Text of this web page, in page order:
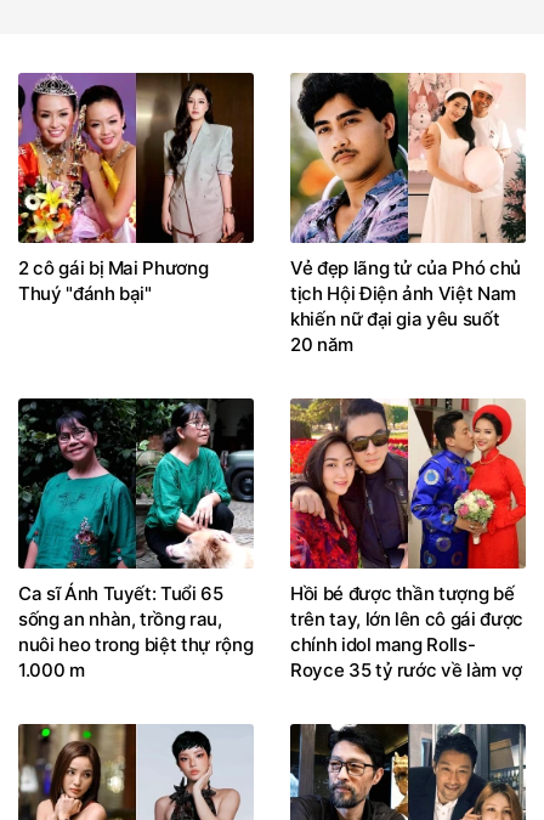
2 cô gái bị Mai Phương
Thuý "đánh bại"
Vẻ đẹp lãng tử của Phó chủ
tịch Hội Điện ảnh Việt Nam
khiến nữ đại gia yêu suốt
20 năm
Ca sĩ Ánh Tuyết: Tuổi 65
sống an nhàn, trồng rau,
nuôi heo trong biệt thự rộng
1.000 m
Hồi bé được thần tượng bế
trên tay, lớn lên cô gái được
chính idol mang Rolls-
Royce 35 tỷ rước về làm vợ